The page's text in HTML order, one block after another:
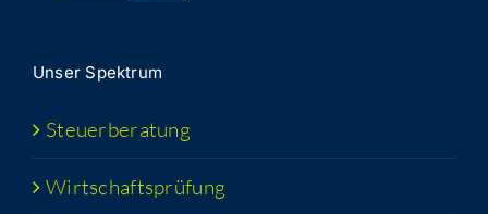
Unser Spek­trum
Steu­er­be­ra­tung
Wirt­schafts­prü­fung